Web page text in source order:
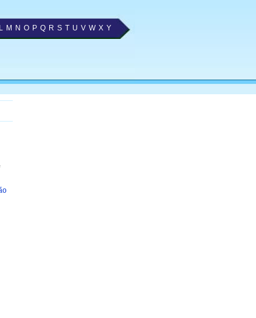
L M N O P Q R S T U V W X Y